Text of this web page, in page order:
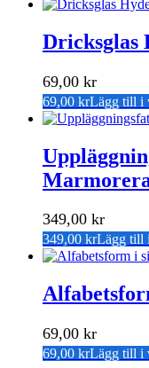
Dricksglas
69,00 kr
69,00 krLägg till i
349,00 kr
349,00 krLägg till
69,00 kr
69,00 krLägg till i